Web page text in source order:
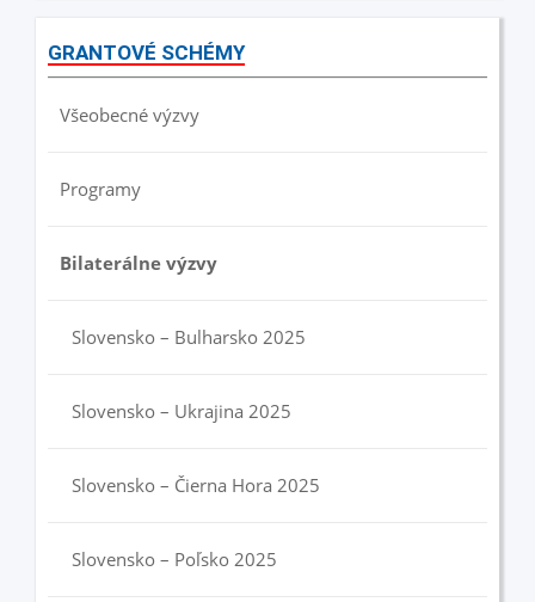
GRANTOVÉ SCHÉMY
Všeobecné výzvy
Programy
Bilaterálne výzvy
Slovensko – Bulharsko 2025
Slovensko – Ukrajina 2025
Slovensko – Čierna Hora 2025
Slovensko – Poľsko 2025